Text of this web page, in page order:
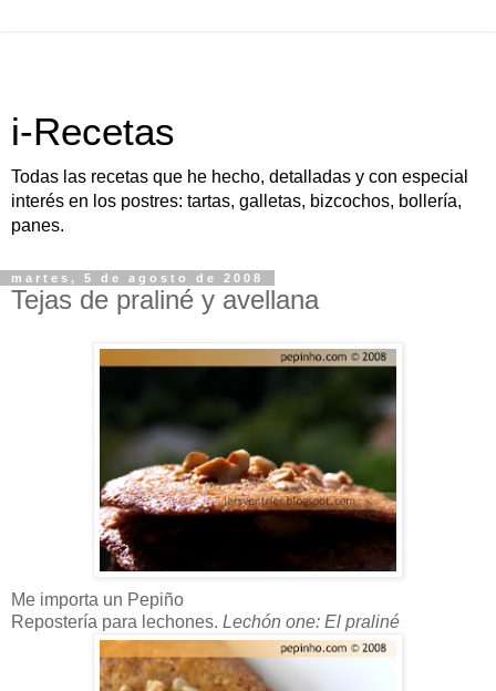
i-Recetas
Todas las recetas que he hecho, detalladas y con especial
interés en los postres: tartas, galletas, bizcochos, bollería,
panes.
martes, 5 de agosto de 2008
Tejas de praliné y avellana
Me importa un Pepiño
Repostería para lechones. Lechón one: El praliné